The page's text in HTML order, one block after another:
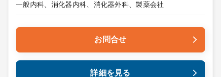
一般内科、消化器内科、消化器外科、製薬会社
お問合せ
詳細を見る